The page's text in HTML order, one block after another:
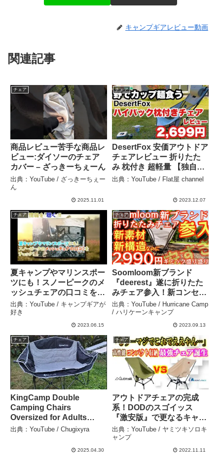
キャンプギアレビュー動画
関連記事
チェア
商品レビュー苦手な商品レ
ビュー:ダイソーのチェア
カバー – ざっきーちぇーん
出典：YouTube / ざっきーちぇー
ん
2025.11.01
チェア
DesertFox 安価アウトドア
チェアレビュー 折りたた
み 枕付き 超軽量 【独自開
発のカップホルダー】
プ椅子 #ハイバックコンパ
– Flat屋 channel
出典：YouTube / Flat屋 channel
2023.12.07
チェア
夏キャンプやマリンスポー
ツにも！スノーピークのメ
ッシュチェアの口コミをチ
ェック！ – キャンプギアが
好き
出典：YouTube / キャンプギアが
好き
2023.06.15
チェア
Soomloom新ブランド
『deerest』遂に折りたた
みチェア参入！新コンセプ
ト『新素材採用、新たなギ
ミックでチェア界を席巻
か！？』『ムーンチェア』
【アウトドア】#565 –
Hurricane Camp / ハリケ
ーンキャンプ
出典：YouTube / Hurricane Camp
/ ハリケーンキャンプ
2023.09.13
チェア
KingCamp Double
Camping Chairs
Oversized for Adults
Review – Chugixyra
出典：YouTube / Chugixyra
2025.04.30
チェア
アウトドアチェアの完成
系！DODのスゴイッス
『激安版』で更なるキャン
プチェア革命！
moonlenceと徹底比較し
た結果まさかの結末が…
出典：YouTube / ヤミツキソロキ
ャンプ
2022.11.11